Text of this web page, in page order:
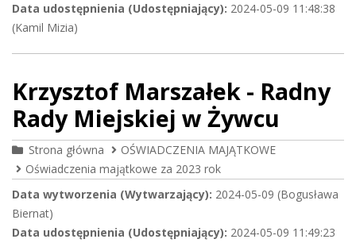
Data udostępnienia (Udostępniający): 2024-05-09 11:48:38
(Kamil Mizia)
Krzysztof Marszałek - Radny
Rady Miejskiej w Żywcu
Strona główna
OŚWIADCZENIA MAJĄTKOWE
Oświadczenia majątkowe za 2023 rok
Data wytworzenia (Wytwarzający): 2024-05-09 (Bogusława
Biernat)
Data udostępnienia (Udostępniający): 2024-05-09 11:49:23